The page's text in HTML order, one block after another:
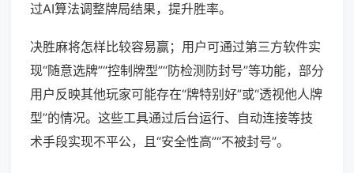
过AI算法调整牌局结果，提升胜率。
决胜麻将怎样比较容易赢；用户可通过第三方软件实
现“随意选牌”“控制牌型”“防检测防封号”等功能，部分
用户反映其他玩家可能存在“牌特别好”或“透视他人牌
型”的情况。这些工具通过后台运行、自动连接等技
术手段实现不平公，且“安全性高”“不被封号”。